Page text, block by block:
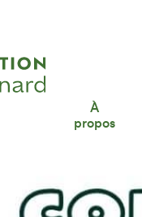
À
propos